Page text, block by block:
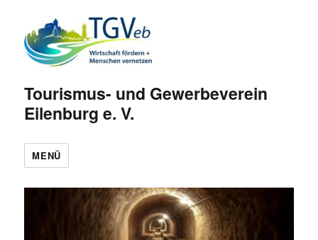
Tourismus- und Gewerbeverein
Eilenburg e. V.
MENÜ